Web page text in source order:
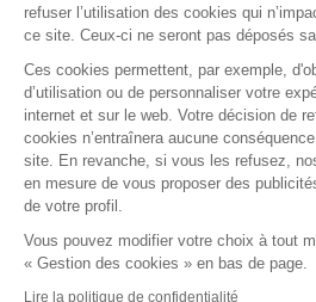
Service client basé
à Poitiers
refuser l’utilisation des cookies qui
ce site. Ceux-ci ne seront pas déposés
Ces cookies permettent, par exemple,
d’utilisation ou de personnaliser votre
internet et sur le web. Votre décision de
cookies n’entraînera aucune
site. En revanche, si vous les refusez,
en mesure de vous proposer des
de votre profil.
Vous pouvez modifier votre choix à tout
« Gestion des cookies » en bas de page.
Lire la politique de confidentialité
Axeptio